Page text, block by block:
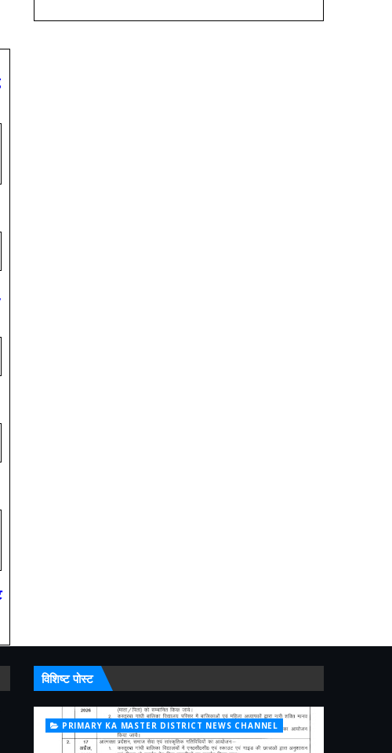
विशिष्ट पोस्ट
PRIMARY KA MASTER DISTRICT NEWS CHANNEL